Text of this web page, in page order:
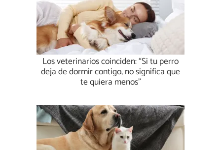
Los veterinarios coinciden: “Si tu perro
deja de dormir contigo, no significa que
te quiera menos”